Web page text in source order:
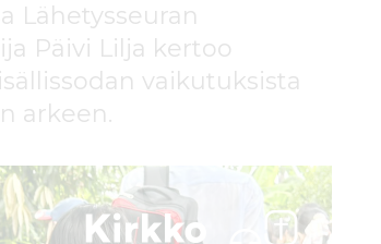
Lähetysseuran
Päivi Lilja kertoo
vaikutuksista
arkeen.